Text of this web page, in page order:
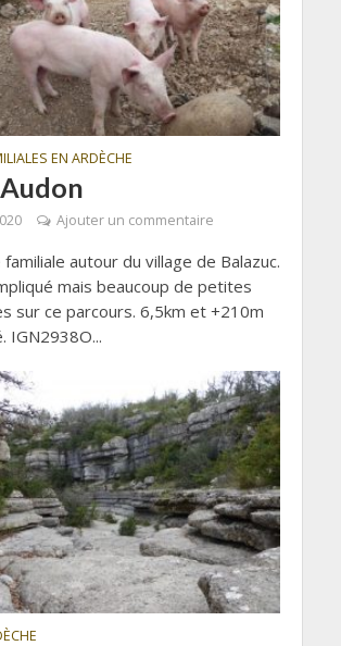
EN ARDÈCHE
Ajouter un commentaire
autour du village de Balazuc.
mais beaucoup de petites
sur ce parcours. 6,5km et +210m
IGN2938O...